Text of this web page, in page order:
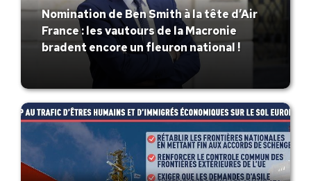
Nomination de Ben Smith à la tête d’Air
France : les vautours de la Macronie
bradent encore un fleuron national !